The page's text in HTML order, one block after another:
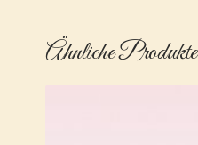
Ähnliche Produkte